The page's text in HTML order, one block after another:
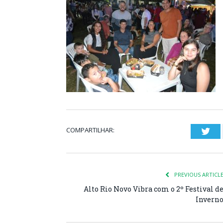
COMPARTILHAR:
PREVIOUS ARTICLE
Alto Rio Novo Vibra com o 2º Festival de
Inverno